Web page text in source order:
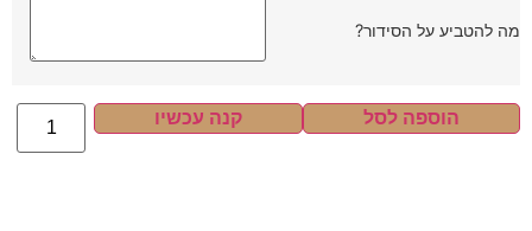
מה להטביע על הסידור?
הוספה לסל קנה עכשיו